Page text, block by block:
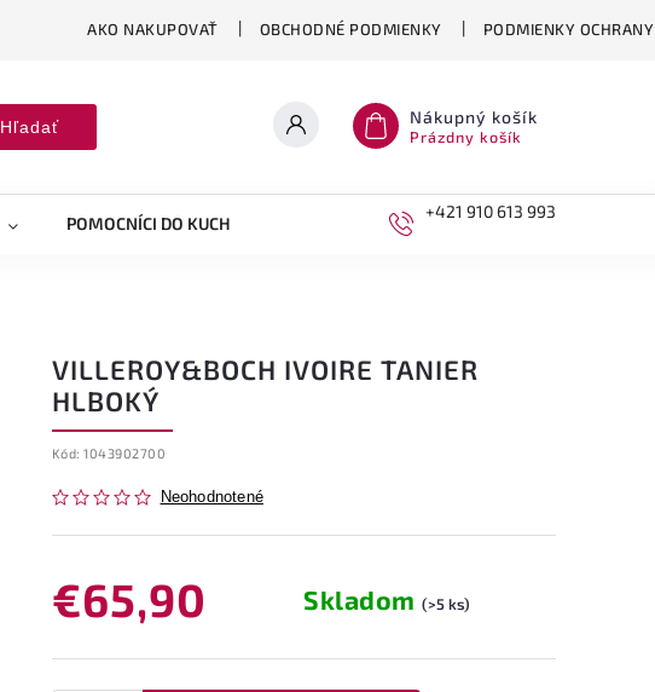
AKO NAKUPOVAŤ OBCHODNÉ PODMIENKY PODMIENKY
Hľadať Nákupný košík
Prázdny košík
POMOCNÍCI DO KUCHYNE
+421 910 613 993
VILLEROY&BOCH IVOIRE TANIER
HLBOKÝ
Kód: 1043902700
Neohodnotené
€65,90 Skladom(>5 ks)